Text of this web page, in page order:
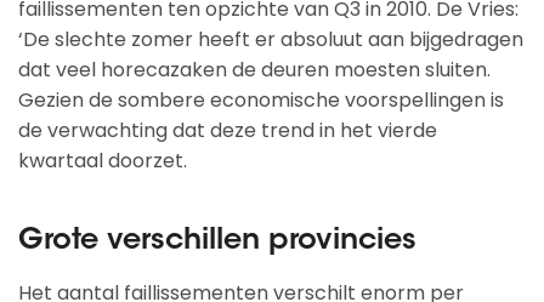
faillissementen ten opzichte van Q3 in 2010. De Vries:
‘De slechte zomer heeft er absoluut aan bijgedragen
dat veel horecazaken de deuren moesten sluiten.
Gezien de sombere economische voorspellingen is
de verwachting dat deze trend in het vierde
kwartaal doorzet.
Grote verschillen provincies
Het aantal faillissementen verschilt enorm per